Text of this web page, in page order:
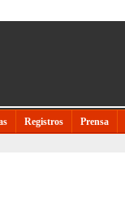
Registros Prensa